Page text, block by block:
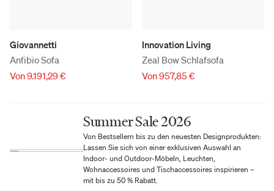
Giovannetti
Anfibio Sofa
Von 9.191,29 €
Innovation Living
Zeal Bow Schlafsofa
Von 957,85 €
Summer Sale 2026
Von Bestsellern bis zu den neuesten Designprodukten:
Lassen Sie sich von einer exklusiven Auswahl an
Indoor- und Outdoor-Möbeln, Leuchten,
Wohnaccessoires und Tischaccessoires inspirieren –
mit bis zu 50 % Rabatt.